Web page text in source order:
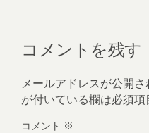
コメントを残す
メールアドレスが公開さ
が付いている欄は必須項
コメント ※